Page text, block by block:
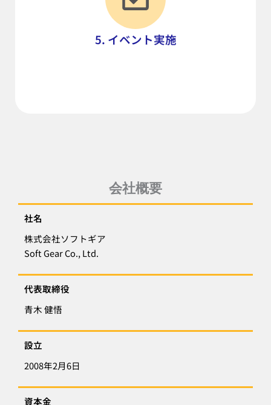
5. イベント実施
会社概要
社名
株式会社ソフトギア
Soft Gear Co., Ltd.
代表取締役
青木 健悟
設立
2008年2月6日
資本金